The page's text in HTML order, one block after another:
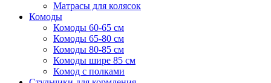
Матрасы для колясок
Комоды
Комоды 60-65 см
Комоды 65-80 см
Комоды 80-85 см
Комоды шире 85 см
Комод с полками